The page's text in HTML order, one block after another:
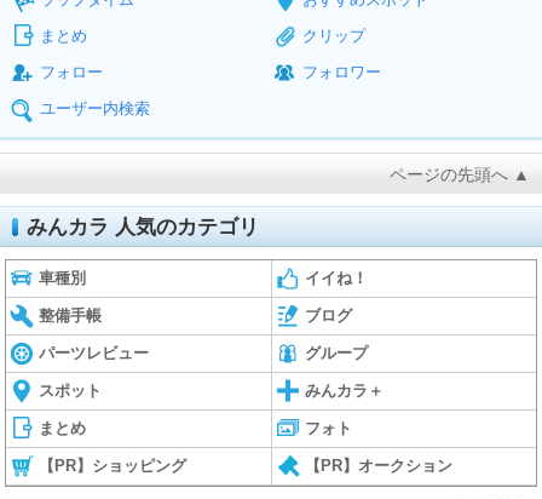
まとめ
クリップ
フォロー
フォロワー
ユーザー内検索
ページの先頭へ ▲
みんカラ 人気のカテゴリ
車種別 イイね！
整備手帳 ブログ
パーツレビュー グループ
スポット みんカラ＋
まとめ フォト
【PR】ショッピング 【PR】オークション